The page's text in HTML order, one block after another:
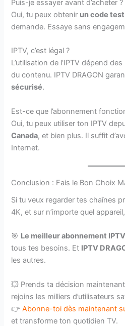
Puis-je essayer avant d’acheter ?
Oui, tu peux obtenir un code
demande. Essaye sans
IPTV, c’est légal ?
L’utilisation de l’IPTV dépend
du contenu. IPTV DRAGON
sécurisé.
Est-ce que l’abonnement
Oui, tu peux utiliser ton IPTV
Canada, et bien plus. Il suffit
Internet.
Conclusion : Fais le Bon Choix
Si tu veux regarder tes chaînes
4K, et sur n’importe quel
🎯 Le meilleur abonnement IPTV
tous tes besoins. Et IPTV
les autres.
💥 Prends ta décision
rejoins les milliers d’utilisateurs
👉Abonne-toi dès maintenant
et transforme ton quotidien TV.